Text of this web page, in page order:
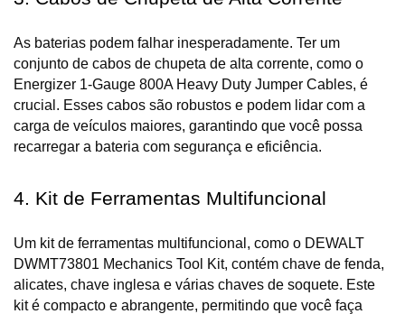
As baterias podem falhar inesperadamente. Ter um
conjunto de cabos de chupeta de alta corrente, como o
Energizer 1-Gauge 800A Heavy Duty Jumper Cables, é
crucial. Esses cabos são robustos e podem lidar com a
carga de veículos maiores, garantindo que você possa
recarregar a bateria com segurança e eficiência.
4. Kit de Ferramentas Multifuncional
Um kit de ferramentas multifuncional, como o DEWALT
DWMT73801 Mechanics Tool Kit, contém chave de fenda,
alicates, chave inglesa e várias chaves de soquete. Este
kit é compacto e abrangente, permitindo que você faça